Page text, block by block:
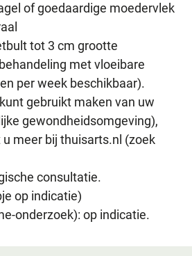
of goedaardige moedervlek
tot 3 cm grootte
met vloeibare
per week beschikbaar).
gebruikt maken van uw
gewondheidsomgeving),
meer bij thuisarts.nl (zoek
consultatie.
op indicatie)
onderzoek): op indicatie.